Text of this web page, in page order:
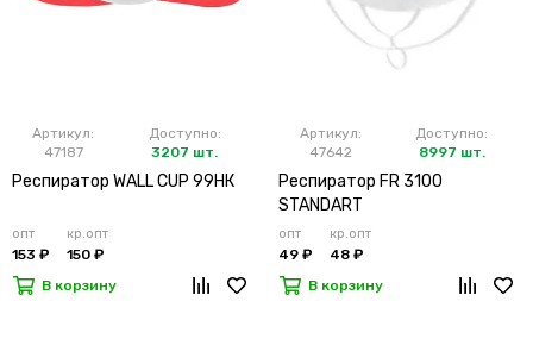
Артикул:
47187
Доступно:
3207 шт.
Респиратор WALL CUP 99HК
опт
153 ₽
кр.опт
150 ₽
В корзину
Артикул:
47642
Доступно:
8997 шт.
Респиратор FR 3100
STANDART
опт
49 ₽
кр.опт
48 ₽
В корзину